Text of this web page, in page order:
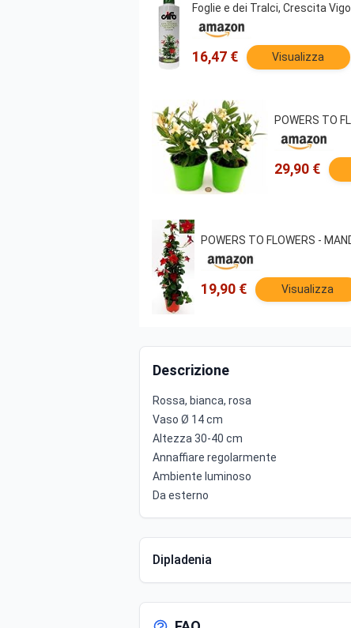
Foglie e dei Tralci, Crescita
16,47 € Visualizza
POWERS TO
29,90 €
POWERS TO FLOWERS -
19,90 € Visualizza
Descrizione
Rossa, bianca, rosa
Vaso Ø 14 cm
Altezza 30-40 cm
Annaffiare regolarmente
Ambiente luminoso
Da esterno
Dipladenia